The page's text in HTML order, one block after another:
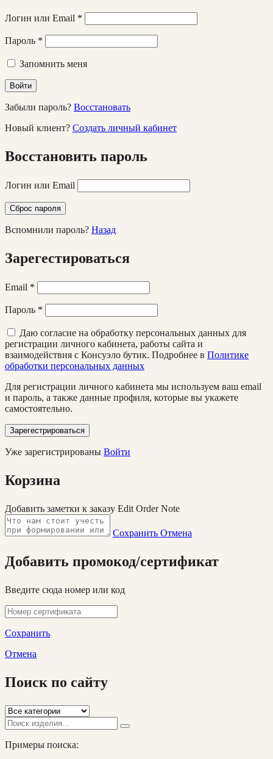
Логин или Email *
Пароль *
Запомнить меня
Войти
Забыли пароль? Восстановать
Новый клиент? Создать личный кабинет
Восстановить пароль
Логин или Email
Сброс пароля
Вспомнили пароль? Назад
Зарегестироваться
Email *
Пароль *
Даю согласие на обработку персональных данных для
регистрации личного кабинета, работы сайта и
взаимодействия с Консуэло бутик. Подробнее в Политике
обработки персональных данных
Для регистрации личного кабинета мы используем ваш email
и пароль, а также данные профиля, которые вы укажете
самостоятельно.
Зарегестрироваться
Уже зарегистрированы Войти
Корзина
Добавить заметки к заказу Edit Order Note
Сохранить Отмена
Добавить промокод/сертификат
Введите сюда номер или код
Сохранить
Отмена
Поиск по сайту
Примеры поиска: